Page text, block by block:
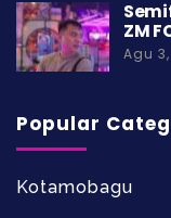
ZM
Agu
Popular
Kotamobagu